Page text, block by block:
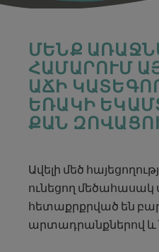
ՄԵՆՔ
ՀԱՄԱՐՈՒՄ
ԱՃԻ
ԵՌԱԿԻ
ՔԱՆ
Ավելի մեծ
ունեցող մեծահասակ
հետաքրքրված են
արտադրանքներով և